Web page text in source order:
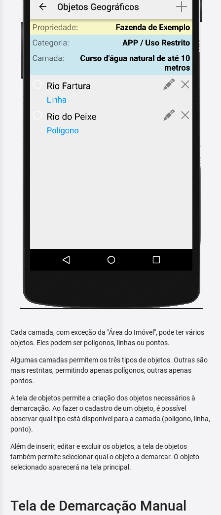
Cada camada, com exceção da "Área do Imóvel", pode ter vários
objetos. Eles podem ser polígonos, linhas ou pontos.
Algumas camadas permitem os três tipos de objetos. Outras são
mais restritas, permitindo apenas polígonos, outras apenas
pontos.
A tela de objetos permite a criação dos objetos necessários à
demarcação. Ao fazer o cadastro de um objeto, é possível
observar qual tipo está disponível para a camada (polígono, linha,
ponto).
Além de inserir, editar e excluir os objetos, a tela de objetos
também permite selecionar qual o objeto a demarcar. O objeto
selecionado aparecerá na tela principal.
Tela de Demarcação Manual